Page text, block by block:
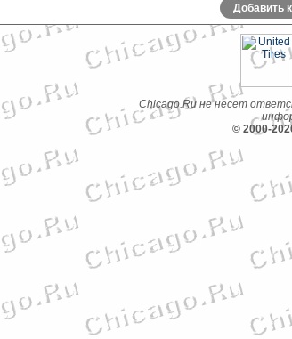
Добавить
Chicago.Ru не несет
© 2000-